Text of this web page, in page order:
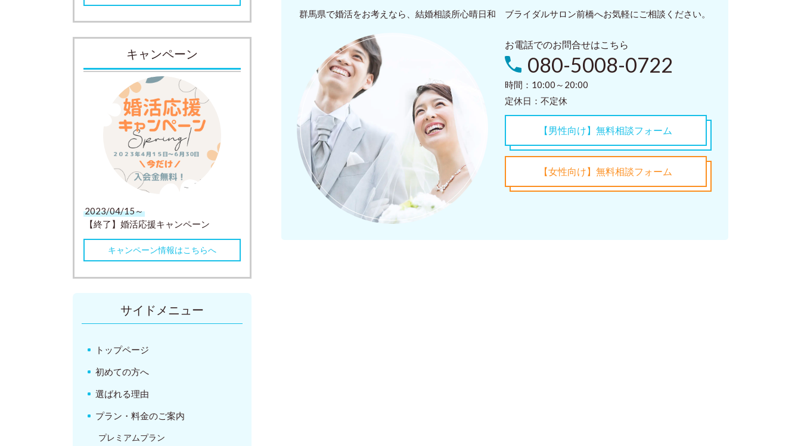
群馬県で婚活をお考えなら、結婚相談所心晴日和 ブライダルサロン前橋へお気軽にご相談ください。
お電話でのお問合せはこちら
080-5008-0722
時間：10:00～20:00
定休日：不定休
【男性向け】無料相談フォーム
【女性向け】無料相談フォーム
キャンペーン
2023/04/15～
【終了】婚活応援キャンペーン
キャンペーン情報はこちらへ
サイドメニュー
トップページ
初めての方へ
選ばれる理由
プラン・料金のご案内
プレミアムプラン